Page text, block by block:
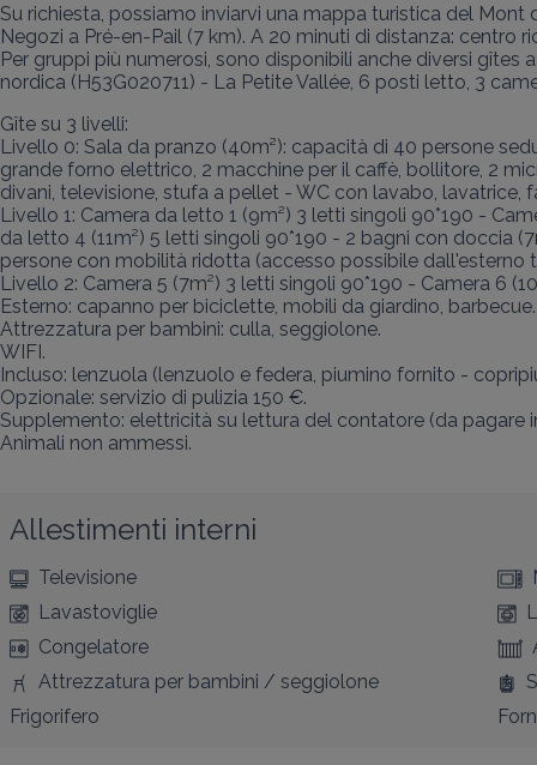
Su richiesta, possiamo inviarvi una mappa turistica del Mont
Negozi a Pré-en-Pail (7 km). A 20 minuti di distanza:
Per gruppi più numerosi, sono disponibili anche diversi
nordica (H53G020711) - La Petite Vallée, 6 posti letto, 3
Gîte su 3 livelli:
Livello 0: Sala da pranzo (40m²): capacità di 40 persone
grande forno elettrico, 2 macchine per il caffè, bollitore, 2
divani, televisione, stufa a pellet - WC con lavabo, lavatrice,
Livello 1: Camera da letto 1 (9m²) 3 letti singoli 90*190 -
da letto 4 (11m²) 5 letti singoli 90*190 - 2 bagni con doccia
persone con mobilità ridotta (accesso possibile
Livello 2: Camera 5 (7m²) 3 letti singoli 90*190 - Camera 6
Esterno: capanno per biciclette, mobili da giardino, barbecue.
Attrezzatura per bambini: culla, seggiolone.
WIFI.
Incluso: lenzuola (lenzuolo e federa, piumino fornito -
Opzionale: servizio di pulizia 150 €.
Supplemento: elettricità su lettura del contatore (da pagare
Animali non ammessi.
Allestimenti interni
Televisione
Lavastoviglie
Congelatore
Attrezzatura per bambini / seggiolone
Frigorifero